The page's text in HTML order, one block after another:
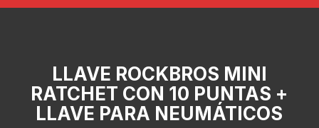
LLAVE ROCKBROS MINI
RATCHET CON 10 PUNTAS +
LLAVE PARA NEUMÁTICOS